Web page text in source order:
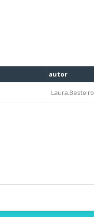
autor
Laura.Besteiro